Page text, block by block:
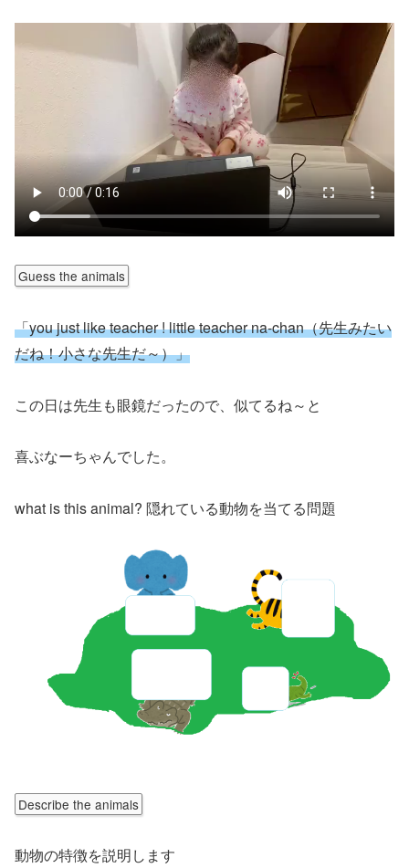
Guess the animals
「you just like teacher ! little teacher na-chan（先生みたい
だね！小さな先生だ～）」
この日は先生も眼鏡だったので、似てるね～と
喜ぶなーちゃんでした。
what is this animal? 隠れている動物を当てる問題
Describe the animals
動物の特徴を説明します